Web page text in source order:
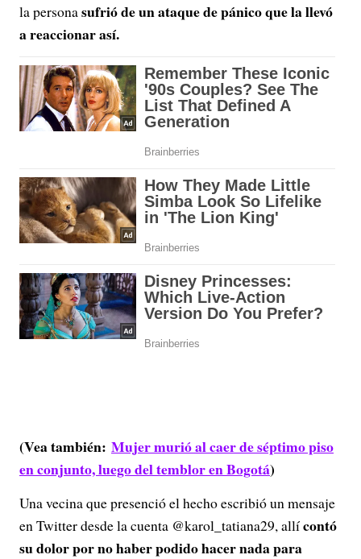
la personasufrió de un ataque de pánico que la llevó
a reaccionar así.
(Vea también: Mujer murió al caer de séptimo piso
en conjunto, luego del temblor en Bogotá)
Una vecina que presenció el hecho escribió un mensaje
en Twitter desde la cuenta @karol_tatiana29, allícontó
su dolor por no haber podido hacer nada para